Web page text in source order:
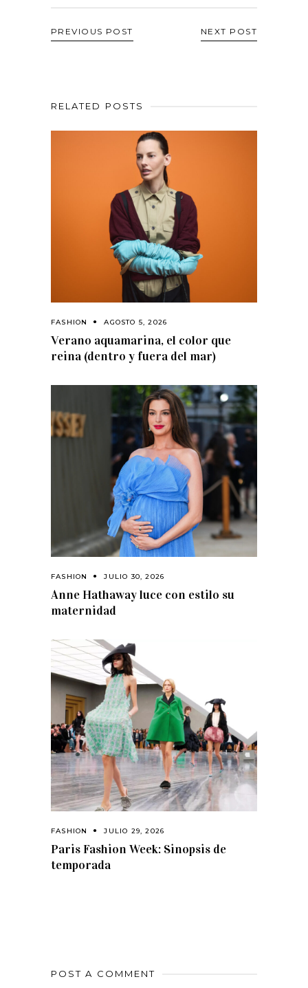
PREVIOUS POST NEXT POST
RELATED POSTS
FASHION AGOSTO 5, 2026
Verano aquamarina, el color que
reina (dentro y fuera del mar)
FASHION JULIO 30, 2026
Anne Hathaway luce con estilo su
maternidad
FASHION JULIO 29, 2026
Paris Fashion Week: Sinopsis de
temporada
POST A COMMENT